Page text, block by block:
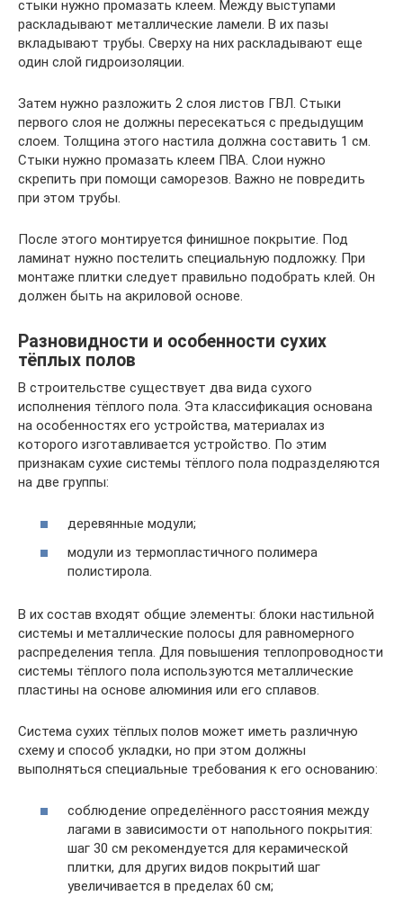
стыки нужно промазать клеем. Между выступами
раскладывают металлические ламели. В их пазы
вкладывают трубы. Сверху на них раскладывают еще
один слой гидроизоляции.
Затем нужно разложить 2 слоя листов ГВЛ. Стыки
первого слоя не должны пересекаться с предыдущим
слоем. Толщина этого настила должна составить 1 см.
Стыки нужно промазать клеем ПВА. Слои нужно
скрепить при помощи саморезов. Важно не повредить
при этом трубы.
После этого монтируется финишное покрытие. Под
ламинат нужно постелить специальную подложку. При
монтаже плитки следует правильно подобрать клей. Он
должен быть на акриловой основе.
Разновидности и особенности сухих
тёплых полов
В строительстве существует два вида сухого
исполнения тёплого пола. Эта классификация основана
на особенностях его устройства, материалах из
которого изготавливается устройство. По этим
признакам сухие системы тёплого пола подразделяются
на две группы:
деревянные модули;
модули из термопластичного полимера
полистирола.
В их состав входят общие элементы: блоки настильной
системы и металлические полосы для равномерного
распределения тепла. Для повышения теплопроводности
системы тёплого пола используются металлические
пластины на основе алюминия или его сплавов.
Система сухих тёплых полов может иметь различную
схему и способ укладки, но при этом должны
выполняться специальные требования к его основанию:
соблюдение определённого расстояния между
лагами в зависимости от напольного покрытия:
шаг 30 см рекомендуется для керамической
плитки, для других видов покрытий шаг
увеличивается в пределах 60 см;